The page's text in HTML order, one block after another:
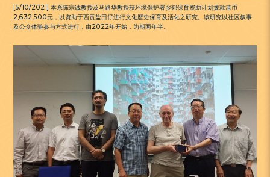
[5/10/2021] 本系陈宗诚教授及马路华教授获环境保护署乡郊保育资助计划拨款港币
2,632,500元，以资助于西贡盐田仔进行文化歷史保育及活化之研究。该研究以社区叙事
及公众体验参与方式进行，由2022年开始，为期两年半。